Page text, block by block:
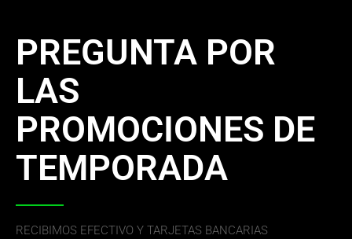
PREGUNTA POR
LAS
PROMOCIONES DE
TEMPORADA
RECIBIMOS EFECTIVO Y TARJETAS BANCARIAS